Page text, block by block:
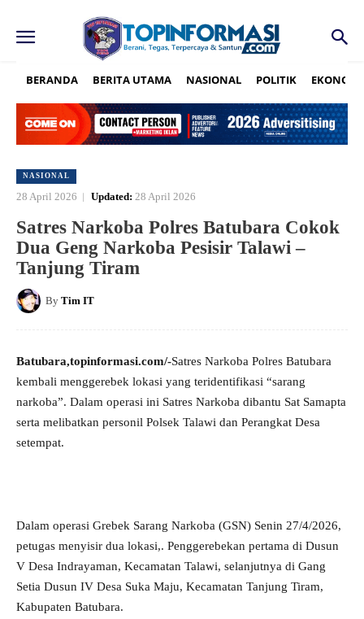
BERANDA BERITA UTAMA NASIONAL POLITIK EKONOMI
NASIONAL
28 April 2026 Updated: 28 April 2026
Satres Narkoba Polres Batubara Cokok
Dua Geng Narkoba Pesisir Talawi –
Tanjung Tiram
By Tim IT
Batubara,topinformasi.com/-Satres Narkoba Polres Batubara
kembali menggerebek lokasi yang teridentifikasi “sarang
narkoba”. Dalam operasi ini Satres Narkoba dibantu Sat Samapta
serta melibatkan personil Polsek Talawi dan Perangkat Desa
setempat.
Dalam operasi Grebek Sarang Narkoba (GSN) Senin 27/4/2026,
petugas menyisir dua lokasi,. Penggerebekan pertama di Dusun
V Desa Indrayaman, Kecamatan Talawi, selanjutnya di Gang
Setia Dusun IV Desa Suka Maju, Kecamatan Tanjung Tiram,
Kabupaten Batubara.